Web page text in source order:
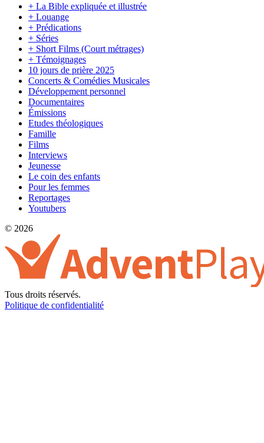
+ La Bible expliquée et illustrée
+ Louange
+ Prédications
+ Séries
+ Short Films (Court métrages)
+ Témoignages
10 jours de prière 2025
Concerts & Comédies Musicales
Développement personnel
Documentaires
Émissions
Etudes théologiques
Famille
Films
Interviews
Jeunesse
Le coin des enfants
Pour les femmes
Reportages
Youtubers
© 2026
Tous droits réservés.
Politique de confidentialité